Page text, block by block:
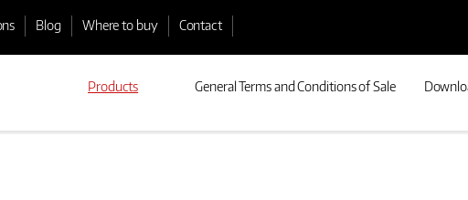
Blog Where to buy Contact
Products General Terms and Conditions of Sale